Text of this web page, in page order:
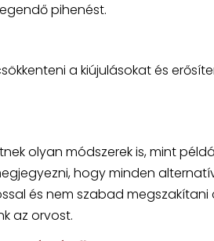
pihenést.
a kiújulásokat és
olyan módszerek is, mint
hogy minden
és nem szabad
az orvost.